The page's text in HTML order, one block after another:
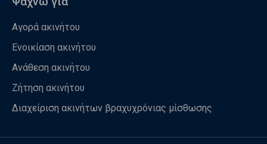
Αγορά ακινήτου
Ενοικίαση ακινήτου
Ανάθεση ακινήτου
Ζήτηση ακινήτου
Διαχείριση ακινήτων βραχυχρόνιας μίσθωσης